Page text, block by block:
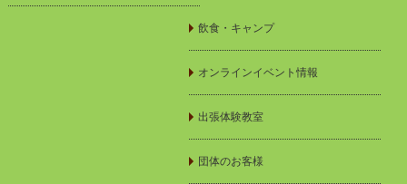
飲食・キャンプ
オンラインイベント情報
出張体験教室
団体のお客様